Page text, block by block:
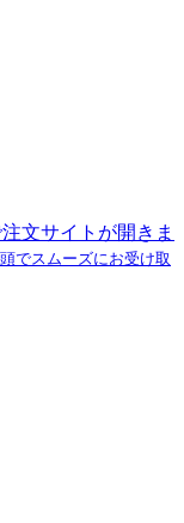
注文サイトが開きま
でスムーズにお受け取